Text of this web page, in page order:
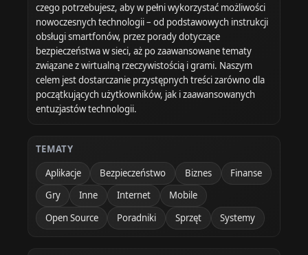
czego potrzebujesz, aby w pełni wykorzystać możliwości
nowoczesnych technologii – od podstawowych instrukcji
obsługi smartfonów, przez porady dotyczące
bezpieczeństwa w sieci, aż po zaawansowane tematy
związane z wirtualną rzeczywistością i grami. Naszym
celem jest dostarczanie przystępnych treści zarówno dla
początkujących użytkowników, jak i zaawansowanych
entuzjastów technologii.
TEMATY
Aplikacje
Bezpieczeństwo Biznes
Finanse
Gry
Inne Internet
Mobile
Open Source
Poradniki Sprzęt Systemy